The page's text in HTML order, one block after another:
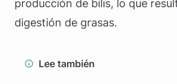
producción de bilis, lo que
digestión de grasas.
Lee también